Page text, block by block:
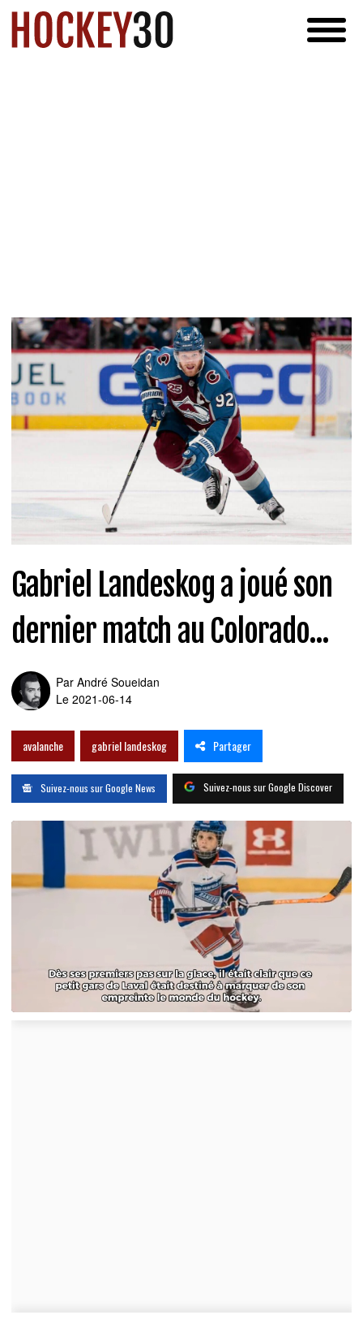
Gabriel Landeskog a joué son
dernier match au Colorado...
Par André Soueidan
Le 2021-06-14
avalanche gabriel landeskog Partager
Suivez-nous sur Google News Suivez-nous sur Google Discover